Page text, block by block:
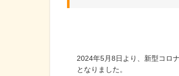
2024年5月8日より、新型コロ
となりました。